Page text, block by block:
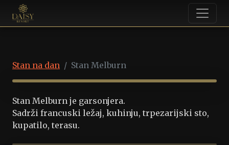
Stan na dan Stan Melburn
STAN MELBURN
Stan Melburn je garsonjera.
Sadrži francuski ležaj, kuhinju, trpezarijski sto,
kupatilo, terasu.